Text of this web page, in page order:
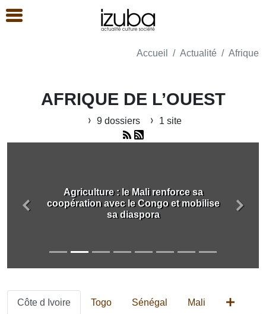
Accueil Actualité Afrique
AFRIQUE DE L’OUEST
9 dossiers 1 site
Agriculture : le Mali renforce sa
coopération avec le Congo et mobilise
sa diaspora
Précédent
Côte d Ivoire Togo Sénégal Mali